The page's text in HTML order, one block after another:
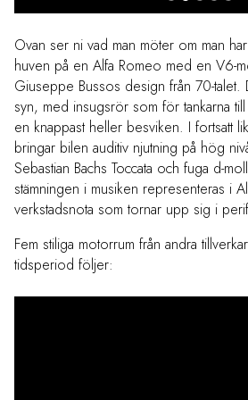
Ovan ser ni vad man möter om man
huven på en Alfa Romeo med en V6-
Giuseppe Bussos design från 70-talet.
syn, med insugsrör som för tankarna
en knappast heller besviken. I fortsatt
bringar bilen auditiv njutning på hög
Sebastian Bachs Toccata och fuga d-
stämningen i musiken representeras i
verkstadsnota som tornar upp sig i
Fem stiliga motorrum från andra
tidsperiod följer: